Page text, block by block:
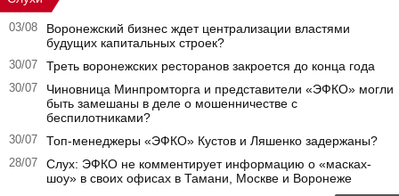
03/08
Воронежский бизнес ждет централизации властями
будущих капитальных строек?
30/07 Треть воронежских ресторанов закроется до конца года
30/07
Чиновница Минпромторга и представители «ЭФКО» могли
быть замешаны в деле о мошенничестве с
беспилотниками?
30/07 Топ-менеджеры «ЭФКО» Кустов и Ляшенко задержаны?
28/07
Слух: ЭФКО не комментирует информацию о «масках-
шоу» в своих офисах в Тамани, Москве и Воронеже